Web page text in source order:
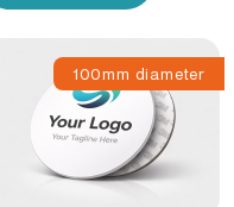
100mm diameter